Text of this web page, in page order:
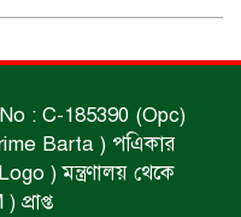
গ্রেফতার।
: C-185390 (Opc)
Barta ) পএিকার
) মন্ত্রণালয় থেকে
প্রাপ্ত